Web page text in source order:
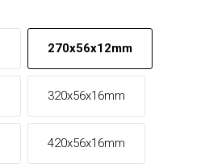
270x56x12mm
320x56x16mm
420x56x16mm